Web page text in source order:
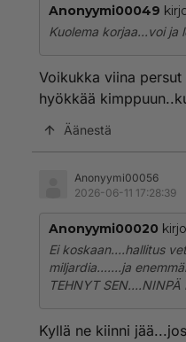
Anonyymi00049
Kuolema korjaa...voi ja
Voikukka viina
hyökkää
Äänestä
Anonyymi00056
2026-06-11 17:28:39
Anonyymi00020
Ei koskaan....hallitus
miljardia.......ja
TEHNYT SEN....NINPÄ
Kyllä ne kiinni